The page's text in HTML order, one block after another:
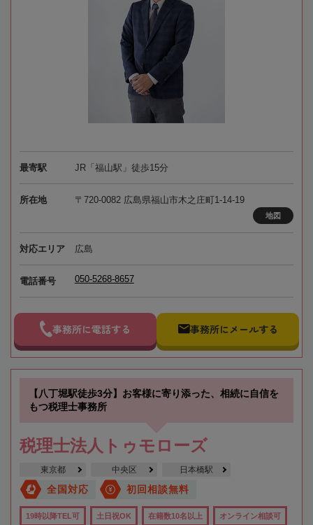
最寄駅 JR「福山駅」徒歩15分
所在地 〒720-0082 広島県福山市木之庄町1-14-19
地図
対応エリア 広島
電話番号 050-5268-8657
事務所に電話する 事務所にメールする
【八丁堀駅徒歩3分】お客様に寄り添った、相続に自信を
もつ税理士事務所
税理士法人トゥモローズ
東京都 中央区 日本橋駅
全国対応 初回相談無料
19時以降TEL可 土日祝OK 在籍数10名以上 オンライン相談可